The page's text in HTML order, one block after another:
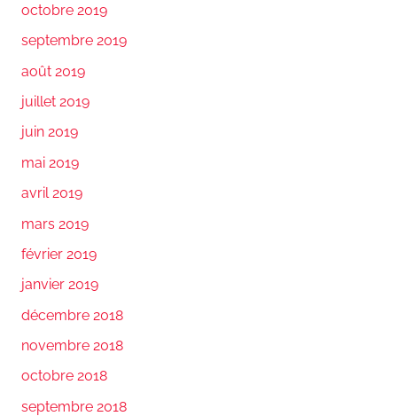
octobre 2019
septembre 2019
août 2019
juillet 2019
juin 2019
mai 2019
avril 2019
mars 2019
février 2019
janvier 2019
décembre 2018
novembre 2018
octobre 2018
septembre 2018